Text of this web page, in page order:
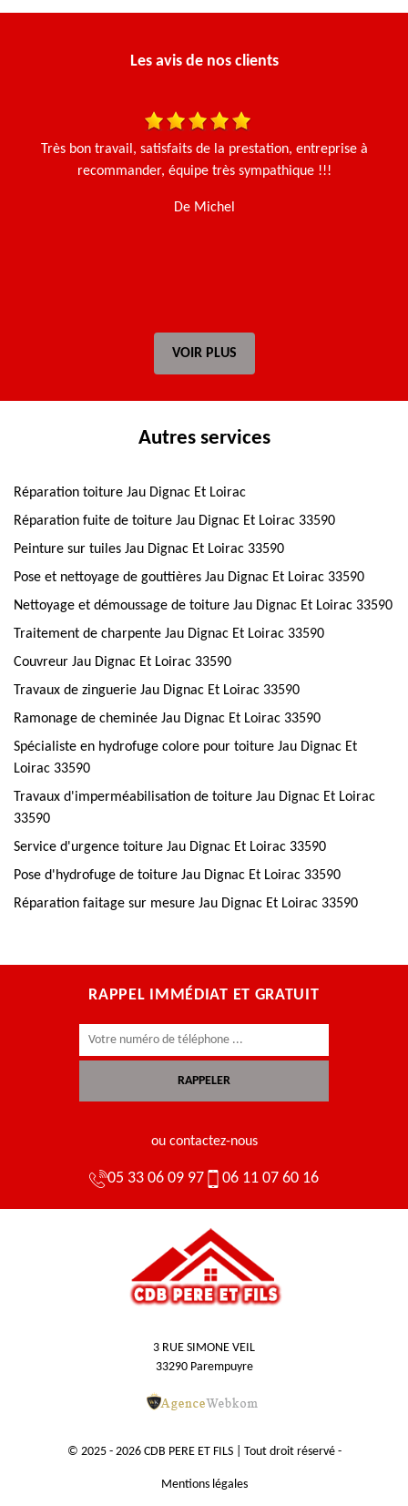
Les avis de nos clients
Très bon travail, satisfaits de la prestation, entreprise à
recommander, équipe très sympathique !!!
De Michel
VOIR PLUS
Autres services
Réparation toiture Jau Dignac Et Loirac
Réparation fuite de toiture Jau Dignac Et Loirac 33590
Peinture sur tuiles Jau Dignac Et Loirac 33590
Pose et nettoyage de gouttières Jau Dignac Et Loirac 33590
Nettoyage et démoussage de toiture Jau Dignac Et Loirac 33590
Traitement de charpente Jau Dignac Et Loirac 33590
Couvreur Jau Dignac Et Loirac 33590
Travaux de zinguerie Jau Dignac Et Loirac 33590
Ramonage de cheminée Jau Dignac Et Loirac 33590
Spécialiste en hydrofuge colore pour toiture Jau Dignac Et
Loirac 33590
Travaux d'imperméabilisation de toiture Jau Dignac Et Loirac
33590
Service d'urgence toiture Jau Dignac Et Loirac 33590
Pose d'hydrofuge de toiture Jau Dignac Et Loirac 33590
Réparation faitage sur mesure Jau Dignac Et Loirac 33590
RAPPEL IMMÉDIAT ET GRATUIT
ou contactez-nous
05 33 06 09 97 06 11 07 60 16
3 RUE SIMONE VEIL
33290 Parempuyre
© 2025 - 2026 CDB PERE ET FILS | Tout droit réservé -
Mentions légales